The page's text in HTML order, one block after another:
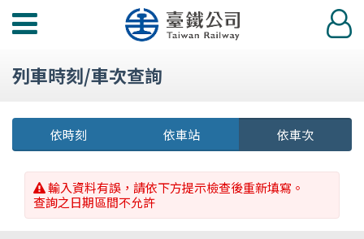
功
選
登
入
列車時刻/車次查詢
依時刻 依車站 依車次
輸入資料有誤，請依下方提示檢查後重新填寫。
查詢之日期區間不允許